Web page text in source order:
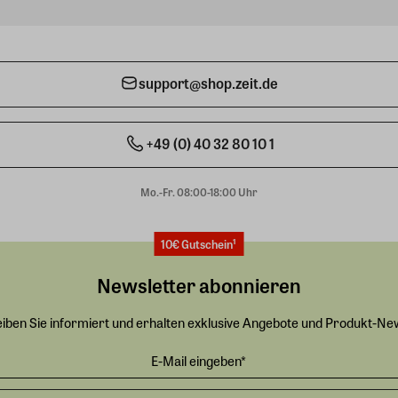
support@shop.zeit.de
+49 (0) 40 32 80 10 1
Mo.-Fr. 08:00-18:00 Uhr
10€ Gutschein¹
Newsletter abonnieren
Sie informiert und erhalten exklusive Angebote und Produkt-